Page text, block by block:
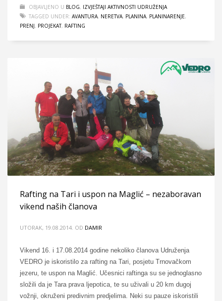
OBJAVLJENO U BLOG, IZVJEŠTAJI AKTIVNOSTI UDRUŽENJA
TAGGED UNDER: AVANTURA, NERETVA, PLANINA, PLANINARENJE,
PRENJ, PROJEKAT, RAFTING
Rafting na Tari i uspon na Maglić – nezaboravan
vikend naših članova
UTORAK, 19.08.2014. OD DAMIR
Vikend 16. i 17.08.2014 godine nekoliko članova Udruženja
VEDRO je iskoristilo za rafting na Tari, posjetu Trnovačkom
jezeru, te uspon na Maglić. Učesnici raftinga su se jednoglasno
složili da je Tara prava ljepotica, te su uživali u 20 km dugoj
vožnji, okruženi predivnim predjelima. Neki su pauze iskoristili